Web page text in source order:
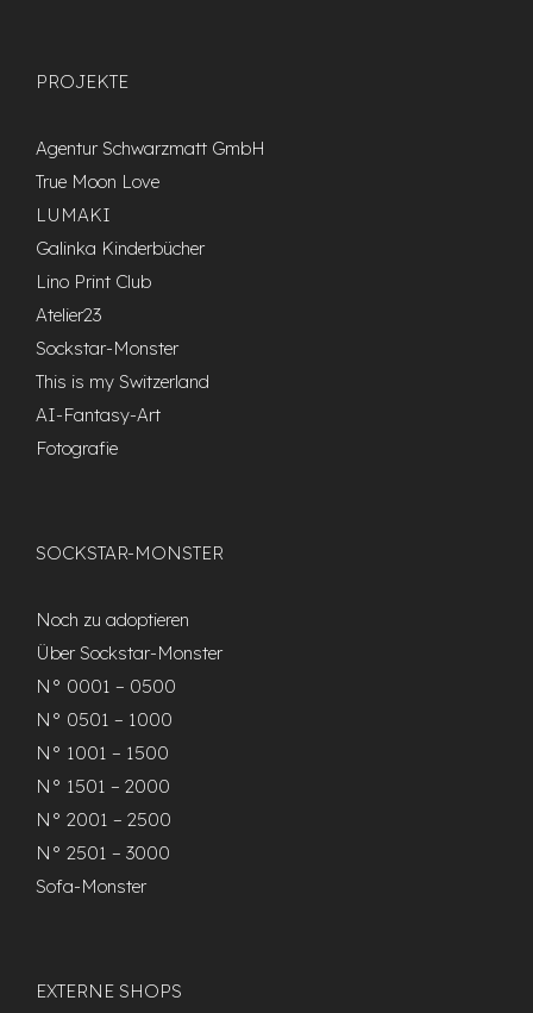
PROJEKTE
Agentur Schwarzmatt GmbH
True Moon Love
LUMAKI
Galinka Kinderbücher
Lino Print Club
Atelier23
Sockstar-Monster
This is my Switzerland
AI-Fantasy-Art
Fotografie
SOCKSTAR-MONSTER
Noch zu adoptieren
Über Sockstar-Monster
N° 0001 – 0500
N° 0501 – 1000
N° 1001 – 1500
N° 1501 – 2000
N° 2001 – 2500
N° 2501 – 3000
Sofa-Monster
EXTERNE SHOPS